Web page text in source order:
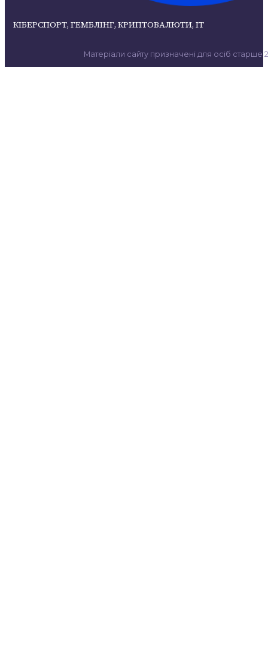
КІБЕРСПОРТ, ГЕМБЛІНГ, КРИПТОВАЛЮТИ, ІТ
Матеріали сайту призначені для осіб старше